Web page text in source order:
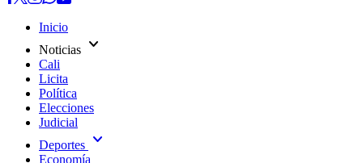
Inicio
Noticias expand_more
Cali
Licita
Política
Elecciones
Judicial
Deportes expand_more
Economía